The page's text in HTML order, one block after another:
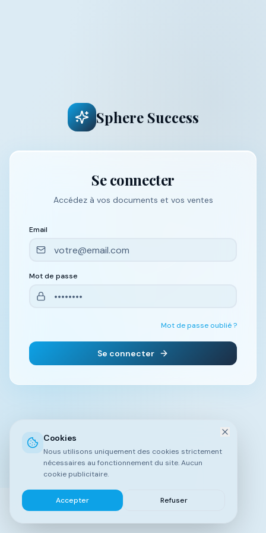
Sphere Success
Se connecter
Accédez à vos documents et vos ventes
Email
Mot de passe
Mot de passe oublié ?
Se connecter
Cookies
Nous utilisons uniquement des cookies strictement
nécessaires au fonctionnement du site. Aucun
cookie publicitaire.
Accepter Refuser